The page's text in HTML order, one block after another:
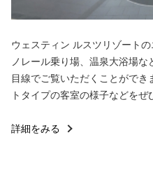
ウェスティン ルスツリゾート
ノレール乗り場、温泉大浴場
目線でご覧いただくことがで
トタイプの客室の様子などをぜ
詳細をみる